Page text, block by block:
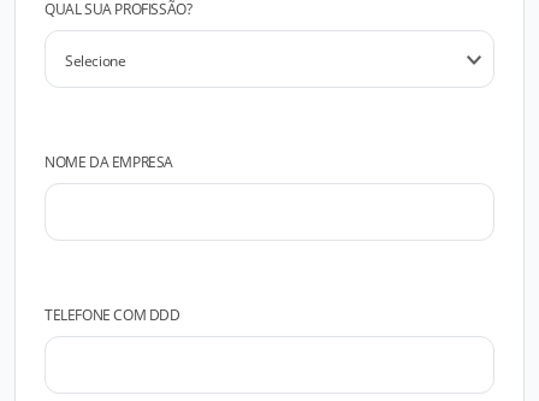
QUAL SUA PROFISSÃO?
NOME DA EMPRESA
TELEFONE COM DDD